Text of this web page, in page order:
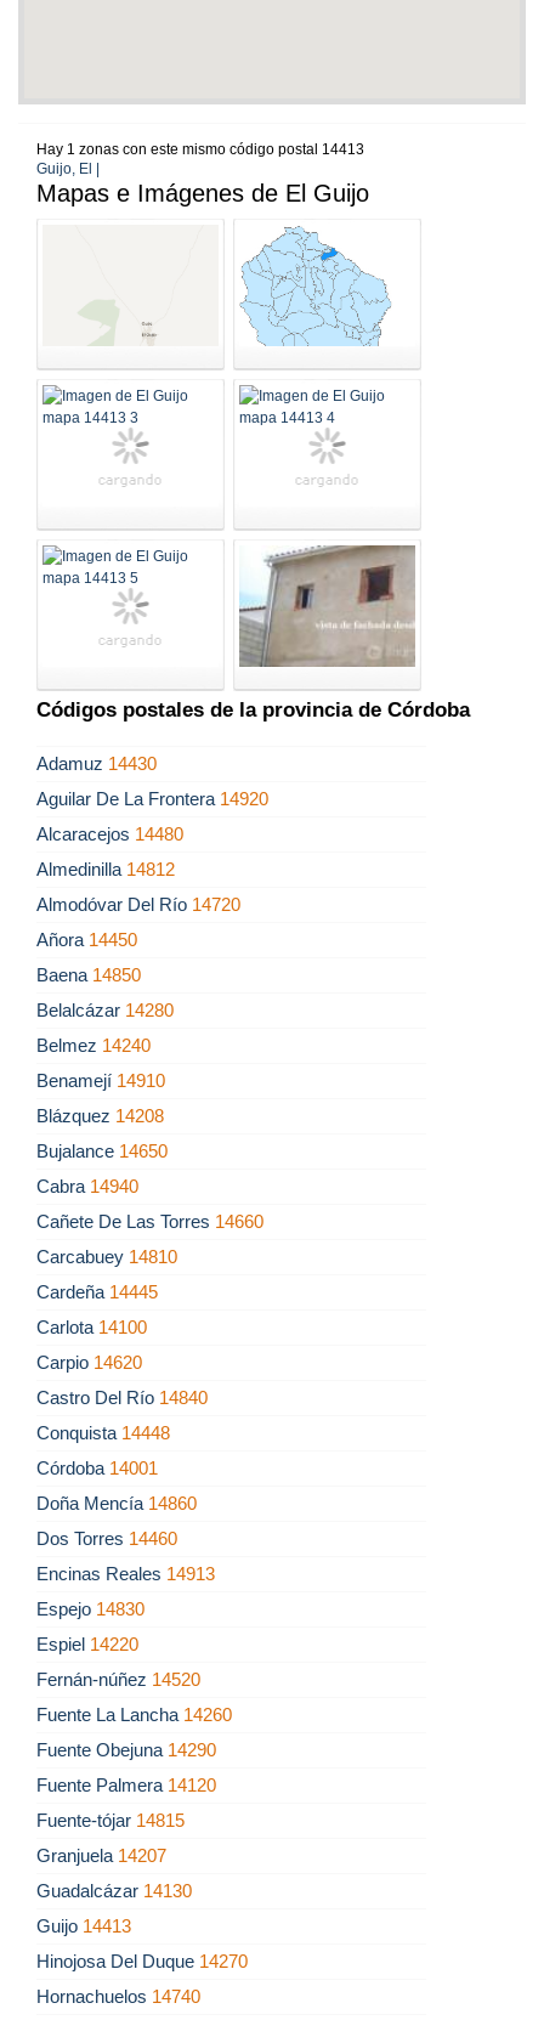
Hay 1 zonas con este mismo código postal 14413
Guijo, El |
Mapas e Imágenes de El Guijo
Códigos postales de la provincia de Córdoba
Adamuz 14430
Aguilar De La Frontera 14920
Alcaracejos 14480
Almedinilla 14812
Almodóvar Del Río 14720
Añora 14450
Baena 14850
Belalcázar 14280
Belmez 14240
Benamejí 14910
Blázquez 14208
Bujalance 14650
Cabra 14940
Cañete De Las Torres 14660
Carcabuey 14810
Cardeña 14445
Carlota 14100
Carpio 14620
Castro Del Río 14840
Conquista 14448
Córdoba 14001
Doña Mencía 14860
Dos Torres 14460
Encinas Reales 14913
Espejo 14830
Espiel 14220
Fernán-núñez 14520
Fuente La Lancha 14260
Fuente Obejuna 14290
Fuente Palmera 14120
Fuente-tójar 14815
Granjuela 14207
Guadalcázar 14130
Guijo 14413
Hinojosa Del Duque 14270
Hornachuelos 14740